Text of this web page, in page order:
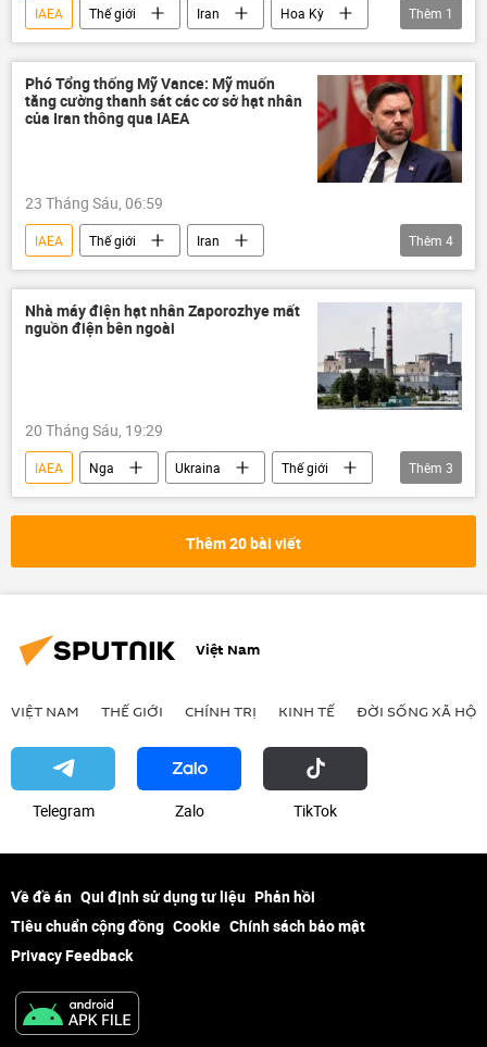
Ba Lan
Romania
Vladimir Zelensky
IAEA Thế giới Iran
Hoa Kỳ
lĩnh vực hạt nhân
Thêm 1
Phó Tổng thống Mỹ Vance: Mỹ muốn
tăng cường thanh sát các cơ sở hạt nhân
của Iran thông qua IAEA
23 Tháng Sáu, 06:59
IAEA Thế giới
Iran
Xung đột Mỹ-Iran
Leo thang căng thẳng giữa Israel và Iran
lĩnh vực hạt nhân
Thêm 4
Nhà máy điện hạt nhân Zaporozhye mất
nguồn điện bên ngoài
20 Tháng Sáu, 19:29
IAEA Nga Ukraina
Thế giới
Zaporozhye
nhà máy điện hạt nhân
Thêm 3
Thêm 20 bài viết
Việt Nam
VIỆT NAM THẾ GIỚI CHÍNH TRỊ KINH TẾ ĐỜI SỐNG XÃ HỘI
Telegram Zalo ТikТоk
Về đề án Qui định sử dụng tư liệu Phản hồi
Tiêu chuẩn cộng đồng Cookie Chính sách bảo mật
Privacy Feedback